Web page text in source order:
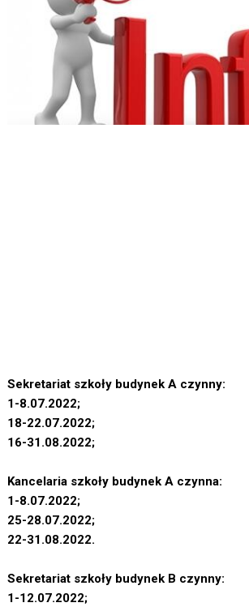
Sekretariat szkoły budynek A czynny:
1-8.07.2022;
18-22.07.2022;
16-31.08.2022;
Kancelaria szkoły budynek A czynna:
1-8.07.2022;
25-28.07.2022;
22-31.08.2022.
Sekretariat szkoły budynek B czynny:
1-12.07.2022;